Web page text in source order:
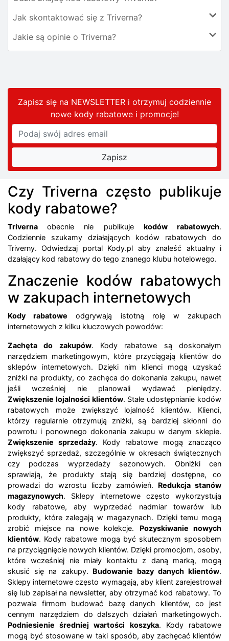
Jak skontaktować się z Triverna?
Jakie są opinie o Triverna?
Zapisz się na NEWSLETTER i otrzymuj codziennie
nowe kody rabatowei promocje!
Czy Triverna często publikuje
kody rabatowe?
Trivernaobecnie nie publikuje kodów rabatowych.
Codziennie szukamy działających kodów rabatowych do
Triverny. Odwiedzaj portal Kody.pl aby znaleść aktualny i
dzałający kod rabatowy do tego znanego klubu hotelowego.
Znaczenie kodów rabatowych
w zakupach internetowych
Kody rabatowe odgrywają istotną rolę w zakupach
internetowych z kilku kluczowych powodów:
Zachęta do zakupów. Kody rabatowe są doskonałym
narzędziem marketingowym, które przyciągają klientów do
sklepów internetowych. Dzięki nim klienci mogą uzyskać
zniżki na produkty, co zachęca do dokonania zakupu, nawet
jeśli wcześniej nie planowali wydawać pieniędzy.
Zwiększenie lojalności klientów. Stałe udostępnianie kodów
rabatowych może zwiększyć lojalność klientów. Klienci,
którzy regularnie otrzymują zniżki, są bardziej skłonni do
powrotu i ponownego dokonania zakupu w danym sklepie.
Zwiększenie sprzedaży. Kody rabatowe mogą znacząco
zwiększyć sprzedaż, szczególnie w okresach świątecznych
czy podczas wyprzedaży sezonowych. Obniżki cen
sprawiają, że produkty stają się bardziej dostępne, co
prowadzi do wzrostu liczby zamówień. Redukcja stanów
magazynowych. Sklepy internetowe często wykorzystują
kody rabatowe, aby wyprzedać nadmiar towarów lub
produkty, które zalegają w magazynach. Dzięki temu mogą
zrobić miejsce na nowe kolekcje. Pozyskiwanie nowych
klientów. Kody rabatowe mogą być skutecznym sposobem
na przyciągnięcie nowych klientów. Dzięki promocjom, osoby,
które wcześniej nie miały kontaktu z daną marką, mogą
skusić się na zakupy. Budowanie bazy danych klientów.
Sklepy internetowe często wymagają, aby klient zarejestrował
się lub zapisał na newsletter, aby otrzymać kod rabatowy. To
pozwala firmom budować bazę danych klientów, co jest
cennym narzędziem do dalszych działań marketingowych.
Podniesienie średniej wartości koszyka. Kody rabatowe
mogą być stosowane w taki sposób, aby zachęcać klientów